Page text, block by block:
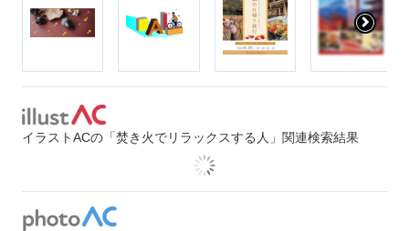
イラストACの「焚き火でリラックスする人」関連検索結果